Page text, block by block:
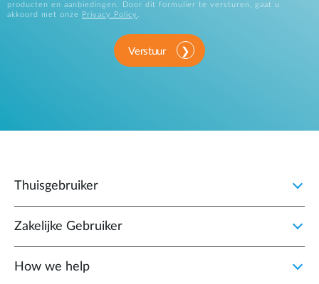
producten en aanbiedingen. Door dit formulier te versturen, gaat u
akkoord met onze
Privacy Policy .
Verstuur
Thuisgebruiker
Zakelijke Gebruiker
How we help